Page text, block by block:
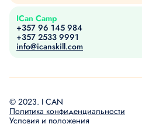
ICan Camp
+357 96 145 984
+357 2533 9991
info@icanskill.com
© 2023. I CAN
Политика конфиденциальности
Условия и положения